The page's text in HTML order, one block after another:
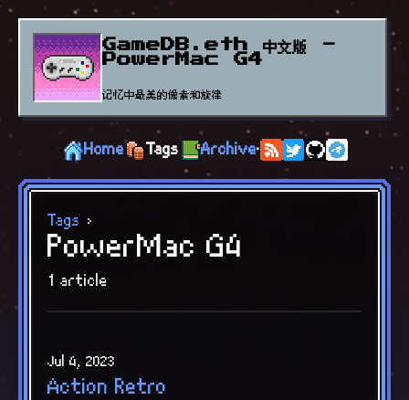
GameDB.eth 中文版 -
PowerMac G4
记忆中最美的像素和旋律
Home Tags Archive·
Tags ›
PowerMac G4
1 article
Jul 4, 2023
Action Retro